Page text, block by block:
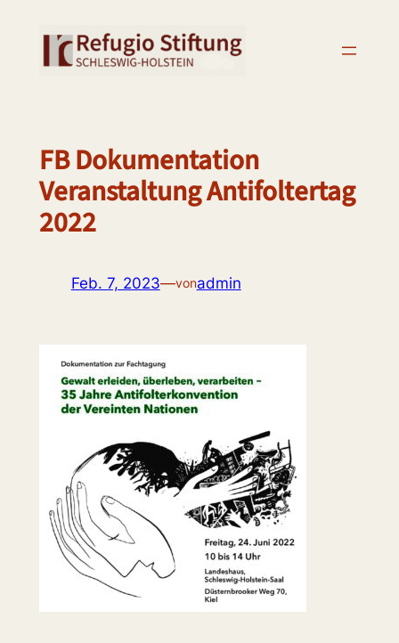
Inhalt
springen
FB Dokumentation
Veranstaltung Antifoltertag
2022
Feb. 7, 2023—vonadmin